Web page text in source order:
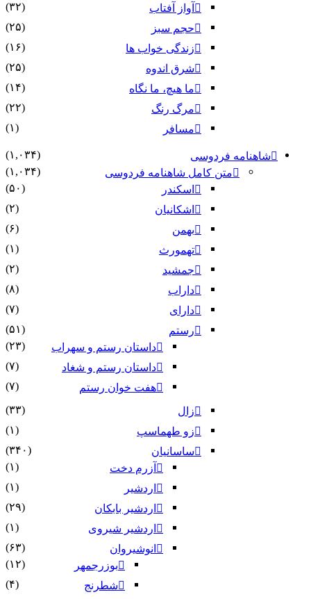
آواز آفتاب
(۳۲)
حجم سبز
(۲۵)
زندگی خواب ها
(۱۶)
شرق اندوه
(۲۵)
ما هیچ، ما نگاه
(۱۴)
مرگ رنگ
(۲۲)
مسافر
(۱)
شاهنامه فردوسی
(۱,۰۳۴)
متن کامل شاهنامه فردوسی
(۱,۰۳۴)
اسکندر
(۵۰)
اشکانیان
(۲)
بهمن
(۶)
تهمورث
(۱)
جمشید
(۲)
داراب
(۸)
دارای
(۷)
رستم
(۵۱)
داستان رستم و سهراب
(۲۳)
داستان رستم و شغاد
(۷)
هفت خوان رستم‏
(۷)
زال
(۳۳)
زو طهماسپ‏
(۱)
ساسانیان
(۳۴۰)
آزرم دخت
(۱)
اردشیر
(۱)
اردشیر بابکان
(۲۹)
اردشیر شیروی
(۱)
انوشیروان
(۶۳)
بوزرجمهر
(۱۲)
شطرنج
(۴)